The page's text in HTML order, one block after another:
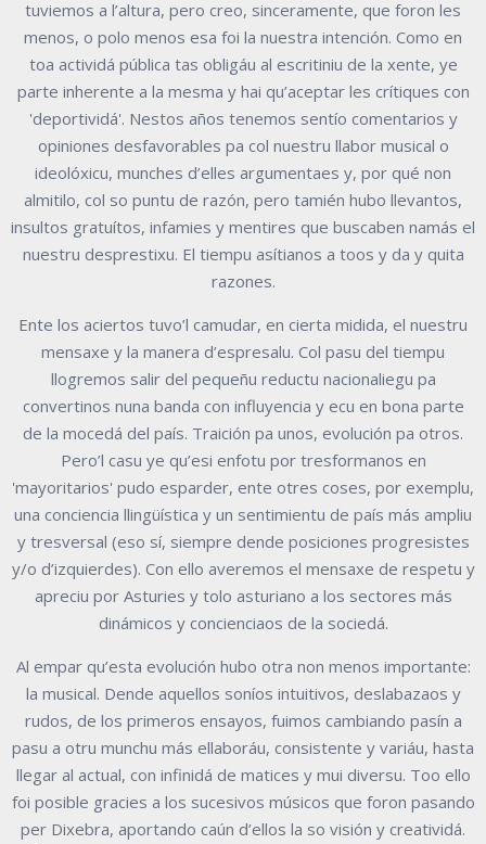
tuviemos a l’altura, pero creo, sinceramente, que foron les
menos, o polo menos esa foi la nuestra intención. Como en
toa actividá pública tas obligáu al escritiniu de la xente, ye
parte inherente a la mesma y hai qu’aceptar les crítiques con
'deportividá'. Nestos años tenemos sentío comentarios y
opiniones desfavorables pa col nuestru llabor musical o
ideolóxicu, munches d’elles argumentaes y, por qué non
almitilo, col so puntu de razón, pero tamién hubo llevantos,
insultos gratuítos, infamies y mentires que buscaben namás el
nuestru desprestixu. El tiempu asítianos a toos y da y quita
razones.
Ente los aciertos tuvo’l camudar, en cierta midida, el nuestru
mensaxe y la manera d’espresalu. Col pasu del tiempu
llogremos salir del pequeñu reductu nacionaliegu pa
convertinos nuna banda con influyencia y ecu en bona parte
de la mocedá del país. Traición pa unos, evolución pa otros.
Pero’l casu ye qu’esi enfotu por tresformanos en
'mayoritarios' pudo esparder, ente otres coses, por exemplu,
una conciencia llingüística y un sentimientu de país más ampliu
y tresversal (eso sí, siempre dende posiciones progresistes
y/o d’izquierdes). Con ello averemos el mensaxe de respetu y
apreciu por Asturies y tolo asturiano a los sectores más
dinámicos y concienciaos de la sociedá.
Al empar qu’esta evolución hubo otra non menos importante:
la musical. Dende aquellos soníos intuitivos, deslabazaos y
rudos, de los primeros ensayos, fuimos cambiando pasín a
pasu a otru munchu más ellaboráu, consistente y variáu, hasta
llegar al actual, con infinidá de matices y mui diversu. Too ello
foi posible gracies a los sucesivos músicos que foron pasando
per Dixebra, aportando caún d’ellos la so visión y creatividá.